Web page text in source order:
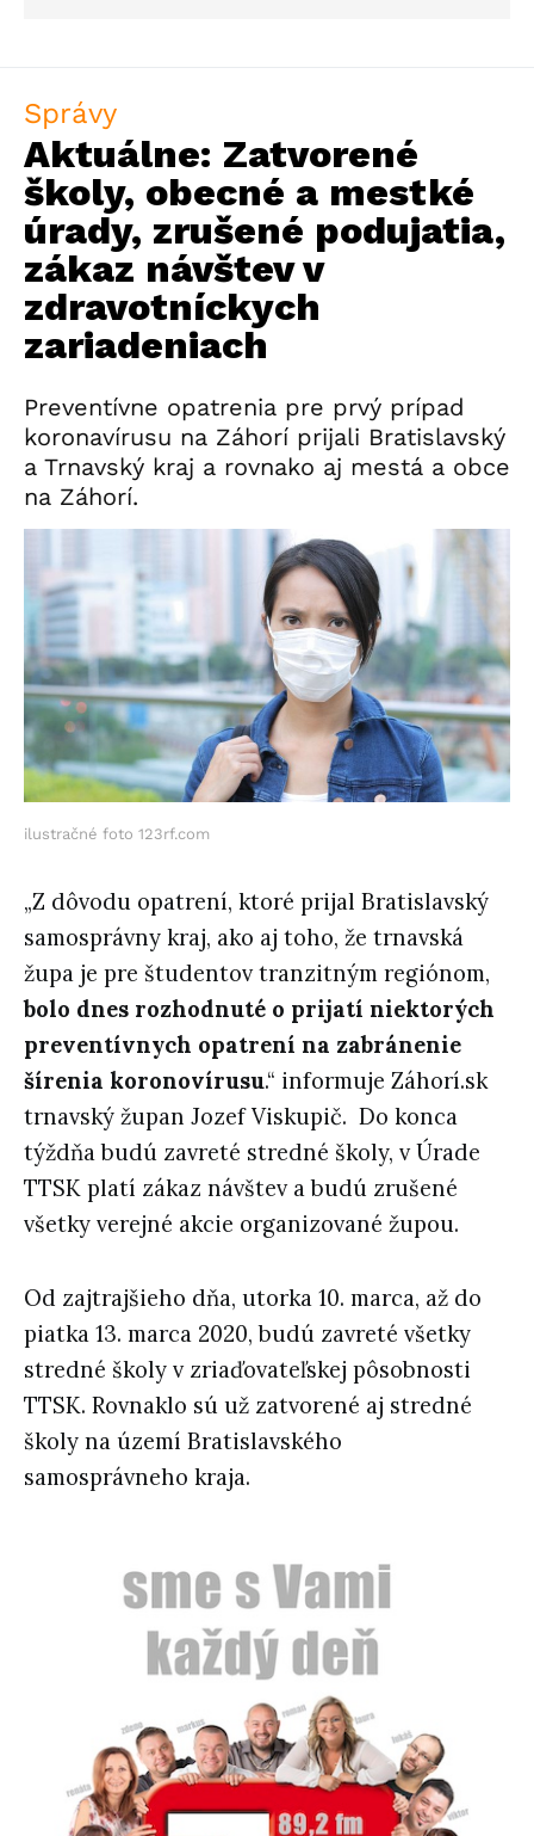
Správy
Aktuálne: Zatvorené
školy, obecné a mestké
úrady, zrušené podujatia,
zákaz návštev v
zdravotníckych
zariadeniach
Preventívne opatrenia pre prvý prípad
koronavírusu na Záhorí prijali Bratislavský
a Trnavský kraj a rovnako aj mestá a obce
na Záhorí.
ilustračné foto 123rf.com
„Z dôvodu opatrení, ktoré prijal Bratislavský
samosprávny kraj, ako aj toho, že trnavská
župa je pre študentov tranzitným regiónom,
bolo dnes rozhodnuté o prijatí niektorých
preventívnych opatrení na zabránenie
šírenia koronovírusu.“ informuje Záhorí.sk
trnavský župan Jozef Viskupič. Do konca
týždňa budú zavreté stredné školy, v Úrade
TTSK platí zákaz návštev a budú zrušené
všetky verejné akcie organizované župou.
Od zajtrajšieho dňa, utorka 10. marca, až do
piatka 13. marca 2020, budú zavreté všetky
stredné školy v zriaďovateľskej pôsobnosti
TTSK. Rovnaklo sú už zatvorené aj stredné
školy na území Bratislavského
samosprávneho kraja.